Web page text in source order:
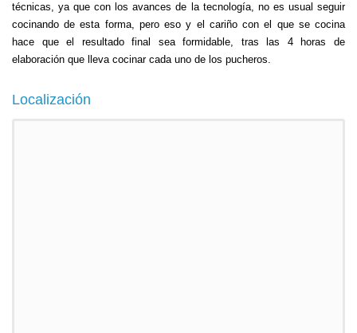
técnicas, ya que con los avances de la tecnología, no es usual seguir
cocinando de esta forma, pero eso y el cariño con el que se cocina
hace que el resultado final sea formidable, tras las 4 horas de
elaboración que lleva cocinar cada uno de los pucheros.
Localización